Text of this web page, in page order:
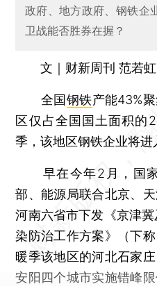
政府、地方政府、钢铁企
卫战能否胜券在握？
文｜财新周刊 范若虹
全国钢铁产能43%
区仅占全国国土面积的
季，该地区钢铁企业将进
早在今年2月，国家
部、能源局联合北京、
河南六省市下发《京津
染防治工作方案》（下
暖季该地区的河北石家
安阳四个城市实施错峰